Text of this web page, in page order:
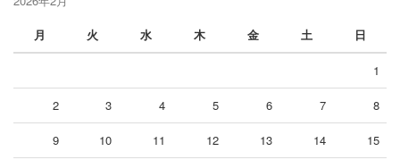
月
火 水 木 金 土 日
1
2 3 4 5 6 7 8
9 10 11 12 13 14 15